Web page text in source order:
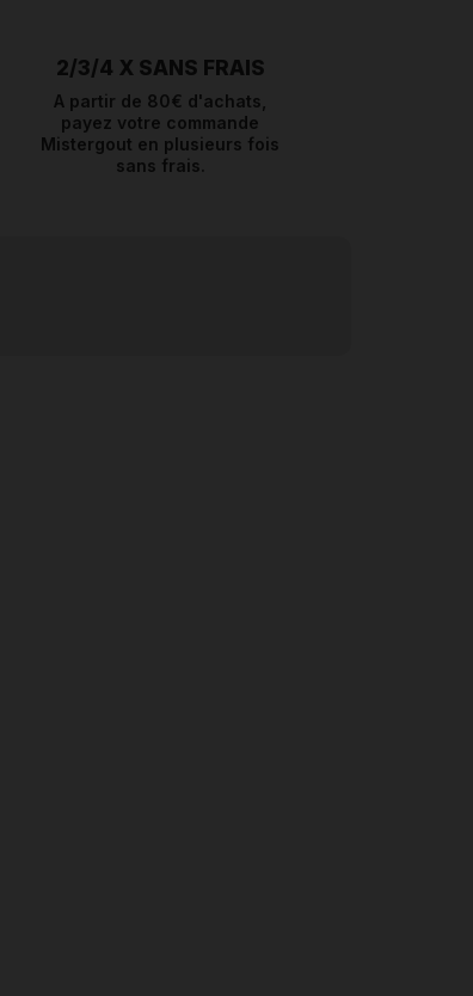
2/3/4 X SANS FRAIS
A partir de 80€ d'achats,
payez votre commande
Mistergout en plusieurs fois
sans frais.